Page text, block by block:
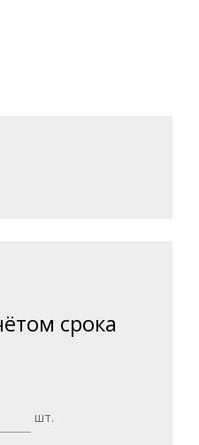
срока
шт.